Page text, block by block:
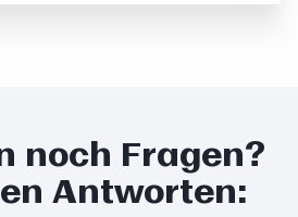
noch Fragen?
Antworten: